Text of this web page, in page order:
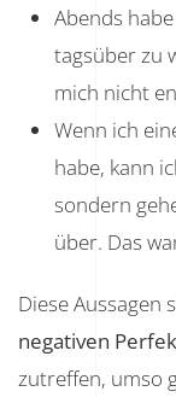
Abends
tagsüber zu
mich nicht
Wenn ich
habe, kann
sondern
über. Das
Diese Aussagen
negativen
zutreffen, umso